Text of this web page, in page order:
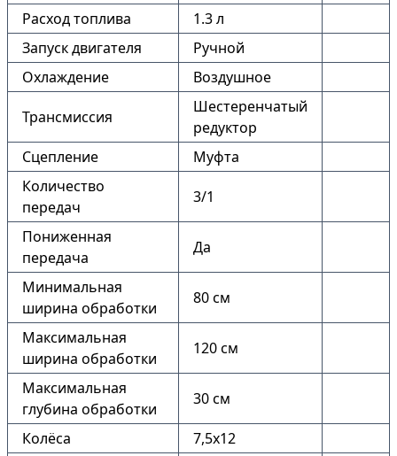
Расход топлива
1.3 л
Запуск двигателя
Ручной
Охлаждение
Воздушное
Трансмиссия
Шестеренчатый
редуктор
Сцепление
Муфта
Количество
передач
3/1
Пониженная
передача
Да
Минимальная
ширина обработки
80 см
Максимальная
ширина обработки
120 см
Максимальная
глубина обработки
30 см
Колёса
7,5х12